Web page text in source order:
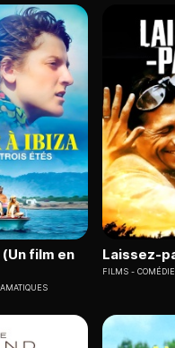
film en
Laissez-
FILMS